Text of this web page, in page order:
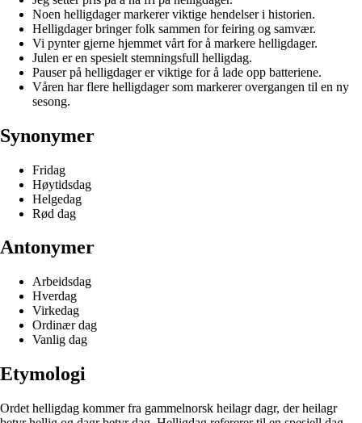
Noen helligdager markerer viktige hendelser i historien.
Helligdager bringer folk sammen for feiring og samvær.
Vi pynter gjerne hjemmet vårt for å markere helligdager.
Julen er en spesielt stemningsfull helligdag.
Pauser på helligdager er viktige for å lade opp batteriene.
Våren har flere helligdager som markerer overgangen til en ny
sesong.
Synonymer
Fridag
Høytidsdag
Helgedag
Rød dag
Antonymer
Arbeidsdag
Hverdag
Virkedag
Ordinær dag
Vanlig dag
Etymologi
Ordet helligdag kommer fra gammelnorsk heilagr dagr, der heilagr